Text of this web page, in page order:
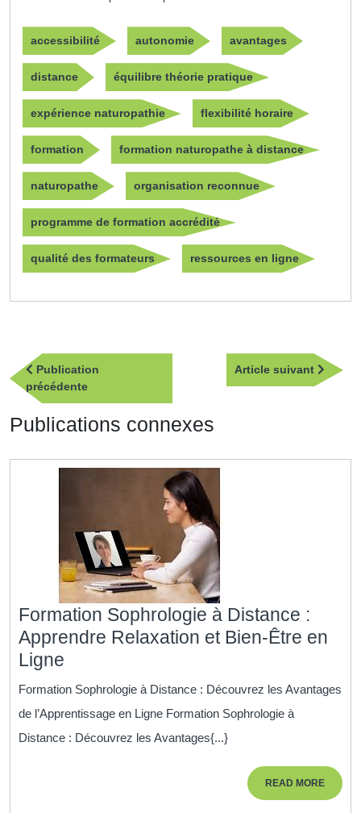
accessibilité autonomie avantages
distance équilibre théorie pratique
expérience naturopathie flexibilité horaire
formation formation naturopathe à distance
naturopathe organisation reconnue
programme de formation accrédité
qualité des formateurs ressources en ligne
Navigation
de
l’article
Publication
précédentePublication
précédente
Article suivant
Article
Publications connexes
Formation Sophrologie à Distance :
Apprendre Relaxation et Bien-Être en
Ligne
Sophrologie
Distance
:
Formation Sophrologie à Distance : Découvrez les Avantages
de l’Apprentissage en Ligne Formation Sophrologie à
Distance : Découvrez les Avantages{...}
READ MOREREAD
MORE